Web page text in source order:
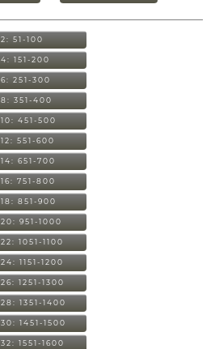
2: 51-100
4: 151-200
6: 251-300
8: 351-400
10: 451-500
12: 551-600
14: 651-700
16: 751-800
18: 851-900
20: 951-1000
22: 1051-1100
24: 1151-1200
26: 1251-1300
28: 1351-1400
30: 1451-1500
32: 1551-1600